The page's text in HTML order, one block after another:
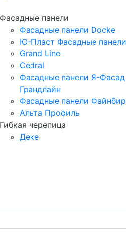
Фасадные панели
Фасадные панели Docke
Ю-Пласт Фасадные панели
Grand Line
Cedral
Фасадные панели Я-Фасад
Грандлайн
Фасадные панели Файнбир
Альта Профиль
Гибкая черепица
Деке